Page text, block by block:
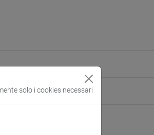
(scheda personale)
solo i cookies necessari